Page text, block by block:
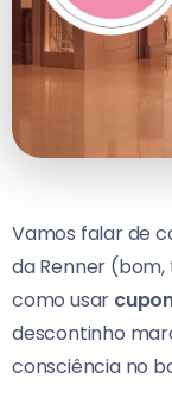
Vamos falar de
da Renner
como usar
descontinho
consciência no